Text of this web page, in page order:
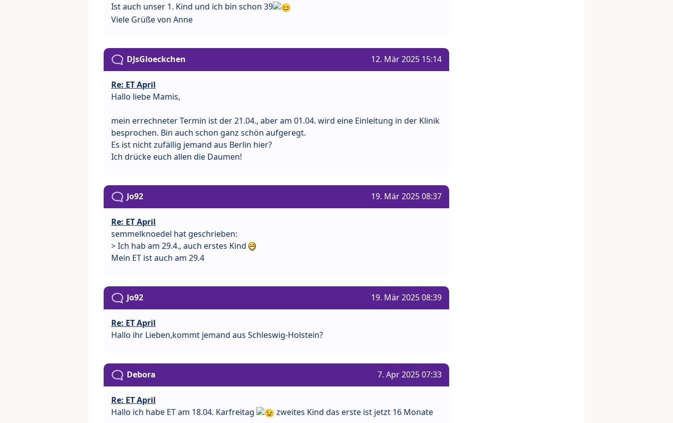
Ist auch unser 1. Kind und ich bin schon 39
Viele Grüße von Anne
DJsGloeckchen 12. Mär 2025 15:14
Re: ET April
Hallo liebe Mamis,
mein errechneter Termin ist der 21.04., aber am 01.04. wird eine Einleitung in der Klinik
besprochen. Bin auch schon ganz schön aufgeregt.
Es ist nicht zufällig jemand aus Berlin hier?
Ich drücke euch allen die Daumen!
Jo92 19. Mär 2025 08:37
Re: ET April
semmelknoedel hat geschrieben:
> Ich hab am 29.4., auch erstes Kind
Mein ET ist auch am 29.4
Jo92 19. Mär 2025 08:39
Re: ET April
Hallo ihr Lieben,kommt jemand aus Schleswig-Holstein?
Debora 7. Apr 2025 07:33
Re: ET April
Hallo ich habe ET am 18.04. Karfreitag
zweites Kind das erste ist jetzt 16 Monate